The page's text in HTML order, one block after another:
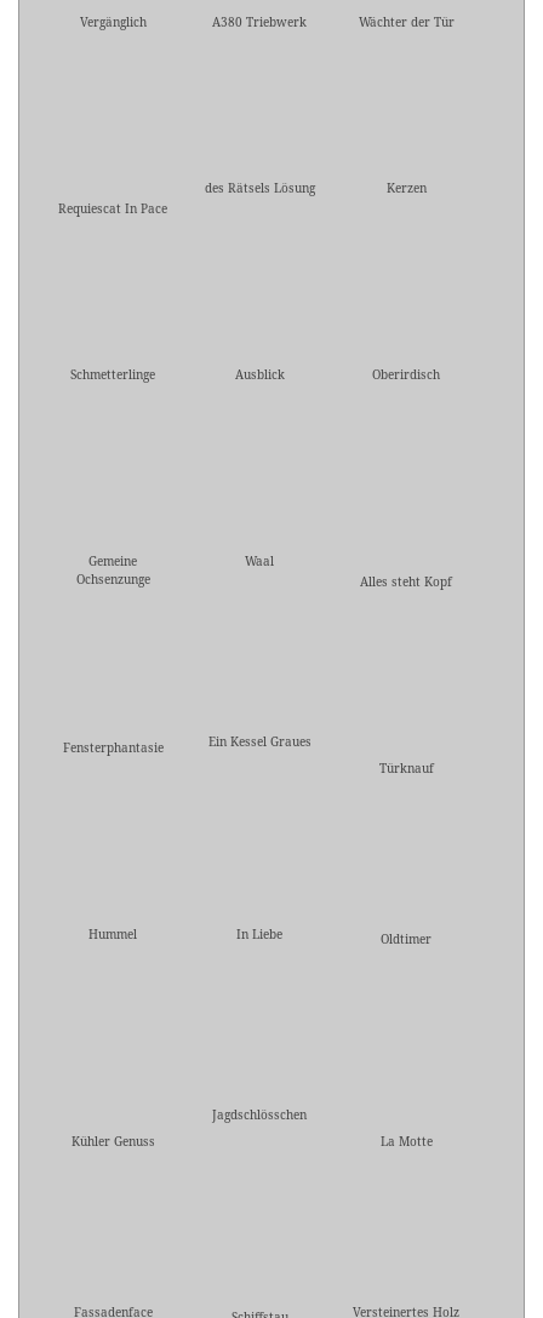
Vergänglich A380 Triebwerk Wächter der Tür
Requiescat In Pace
des Rätsels Lösung Kerzen
Schmetterlinge Ausblick Oberirdisch
Gemeine
Ochsenzunge
Waal
Alles steht Kopf
Fensterphantasie
Ein Kessel Graues
Türknauf
Hummel In Liebe Oldtimer
Kühler Genuss
Jagdschlösschen
La Motte
Fassadenface Versteinertes Holz